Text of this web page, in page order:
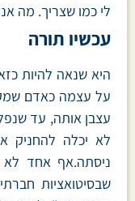
לי כמו שצריך. מה
עכשיו תורה
היא שנאה להיות
על עצמה כאדם
עצבן אותה, עד
לא יכלה
ניסתה.אף אחד
שבסיטואציות